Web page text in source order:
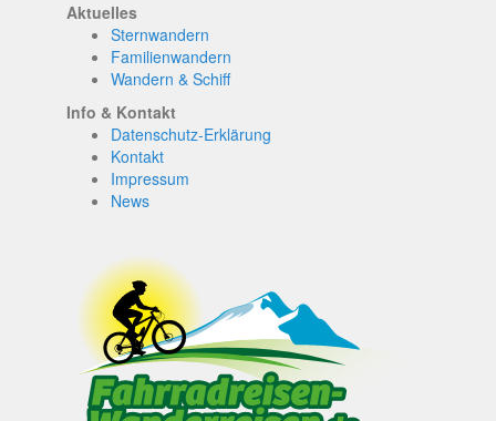
Aktuelles
Sternwandern
Familienwandern
Wandern & Schiff
Info & Kontakt
Datenschutz-Erklärung
Kontakt
Impressum
News